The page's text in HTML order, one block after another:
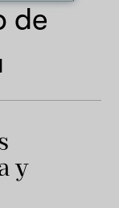
de
y